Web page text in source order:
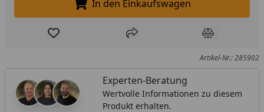
In den Einkaufswagen legen
In den Einkaufswagen
Produkt zur Wunschliste hinzufügen
Teilen Produkt
Artikel-Nr.: 285902
Experten-Beratung
Wertvolle Informationen zu diesem
Produkt erhalten.